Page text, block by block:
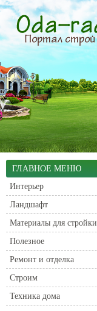
ГЛАВНОЕ МЕНЮ
Интерьер
Ландшафт
Материалы для стройки
Полезное
Ремонт и отделка
Строим
Техника дома